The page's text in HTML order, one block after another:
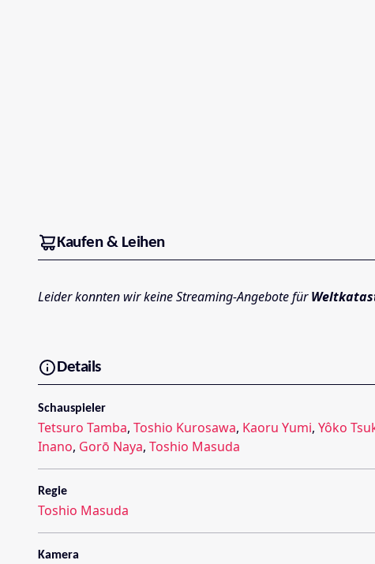
Kaufen & Leihen
Leider konnten wir keine Streaming-Angebote für
Details
Schauspieler
Tetsuro Tamba, Toshio Kurosawa, Kaoru Yumi, Yôko
Inano, Gorō Naya, Toshio Masuda
Regie
Toshio Masuda
Kamera